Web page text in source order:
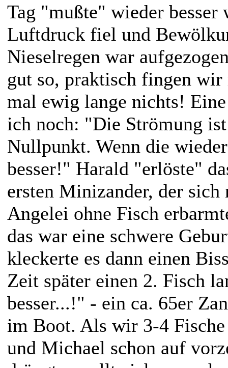
Tag "mußte" wieder besser
Luftdruck fiel und
Nieselregen war
gut so, praktisch fingen wir
mal ewig lange nichts!
ich noch: "Die Strömung
Nullpunkt. Wenn die
besser!" Harald "erlöste"
ersten Minizander, der sich
Angelei ohne Fisch
das war eine schwere
kleckerte es dann einen
Zeit später einen 2. Fisch
besser...!" - ein ca. 65er
im Boot. Als wir 3-4
und Michael schon auf